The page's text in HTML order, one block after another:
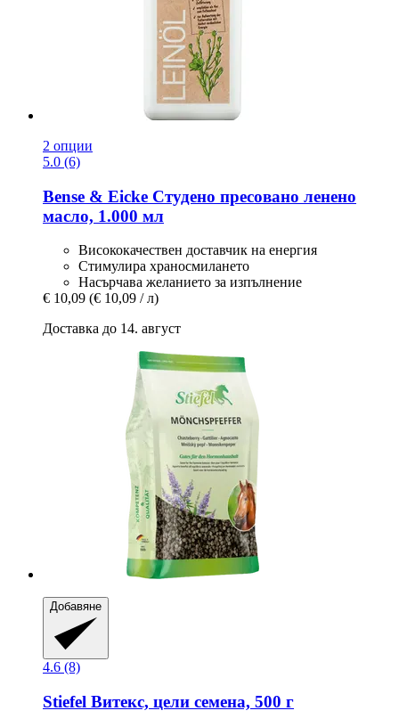
2 опции
5.0 (6)
Bense & Eicke Студено пресовано ленено
масло, 1.000 мл
Висококачествен доставчик на енергия
Стимулира храносмилането
Насърчава желанието за изпълнение
€ 10,09 (€ 10,09 / л)
Доставка до 14. август
Добавяне
4.6 (8)
Stiefel Витекс, цели семена, 500 г